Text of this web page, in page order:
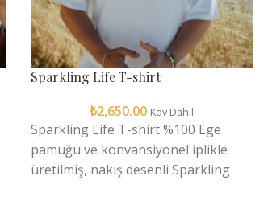
Sparkling Life T-shirt
₺2,650.00 Kdv Dahil
Sparkling Life T-shirt %100 Ege
pamuğu ve konvansiyonel iplikle
üretilmiş, nakış desenli Sparkling